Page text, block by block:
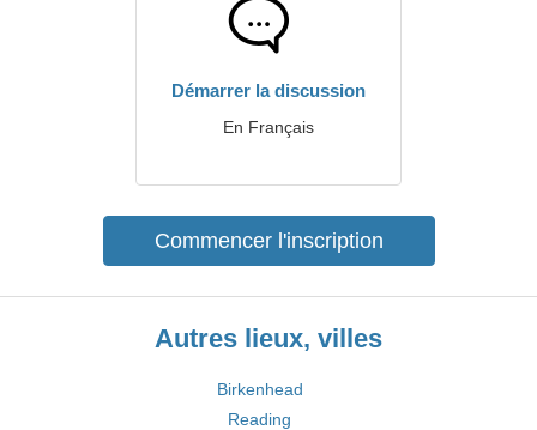
Démarrer la discussion
En Français
Commencer l'inscription
Autres lieux, villes
Birkenhead
Reading